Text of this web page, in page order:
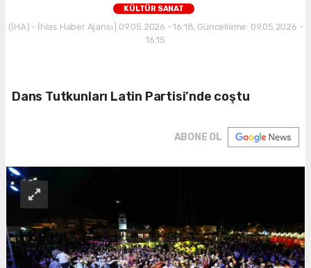
KÜLTÜR SANAT
(İHA) - İhlas Haber Ajansı | 09.05.2026 - 16:18, Güncelleme: 09.05.2026 -
16:15
Dans Tutkunları Latin Partisi’nde coştu
ABONE OL